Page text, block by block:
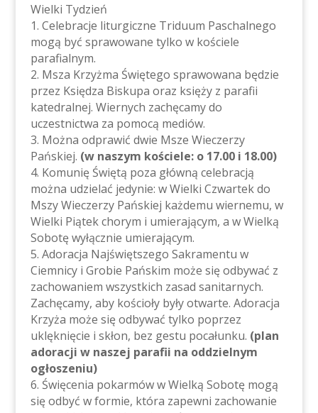
Wielki Tydzień
1. Celebracje liturgiczne Triduum Paschalnego
mogą być sprawowane tylko w kościele
parafialnym.
2. Msza Krzyżma Świętego sprawowana będzie
przez Księdza Biskupa oraz księży z parafii
katedralnej. Wiernych zachęcamy do
uczestnictwa za pomocą mediów.
3. Można odprawić dwie Msze Wieczerzy
Pańskiej. (w naszym kościele: o 17.00 i 18.00)
4. Komunię Świętą poza główną celebracją
można udzielać jedynie: w Wielki Czwartek do
Mszy Wieczerzy Pańskiej każdemu wiernemu, w
Wielki Piątek chorym i umierającym, a w Wielką
Sobotę wyłącznie umierającym.
5. Adoracja Najświętszego Sakramentu w
Ciemnicy i Grobie Pańskim może się odbywać z
zachowaniem wszystkich zasad sanitarnych.
Zachęcamy, aby kościoły były otwarte. Adoracja
Krzyża może się odbywać tylko poprzez
uklęknięcie i skłon, bez gestu pocałunku. (plan
adoracji w naszej parafii na oddzielnym
ogłoszeniu)
6. Święcenia pokarmów w Wielką Sobotę mogą
się odbyć w formie, która zapewni zachowanie